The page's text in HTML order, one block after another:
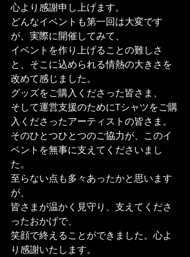
心より感謝申し上げます。
どんなイベントも第一回は大変です
が、実際に開催してみて、
イベントを作り上げることの難しさ
と、そこに込められる情熱の大きさを
改めて感じました。
グッズをご購入くださった皆さま、
そして運営支援のためにTシャツをご購
入くださったアーティストの皆さま。
そのひとつひとつのご協力が、このイ
ベントを無事に支えてくださいまし
た。
至らない点も多々あったかと思います
が、
皆さまが温かく見守り、支えてくださ
ったおかげで、
笑顔で終えることができました。心よ
り感謝いたします。